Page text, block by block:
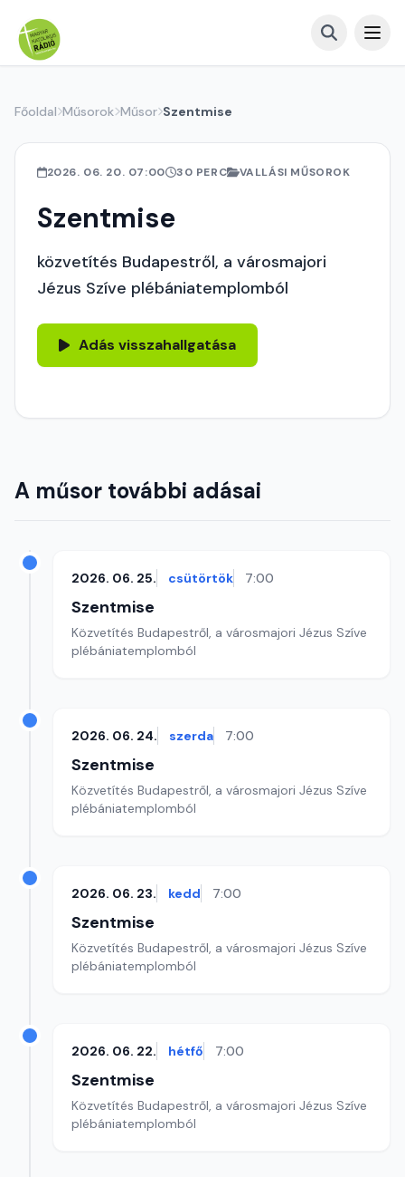
Főoldal Műsorok Műsor Szentmise
2026. 06. 20. 07:00 30 PERC VALLÁSI MŰSOROK
Szentmise
közvetítés Budapestről, a városmajori
Jézus Szíve plébániatemplomból
Adás visszahallgatása
A műsor további adásai
2026. 06. 25. csütörtök 7:00
Szentmise
Közvetítés Budapestről, a városmajori Jézus Szíve
plébániatemplomból
2026. 06. 24. szerda 7:00
Szentmise
Közvetítés Budapestről, a városmajori Jézus Szíve
plébániatemplomból
2026. 06. 23. kedd 7:00
Szentmise
Közvetítés Budapestről, a városmajori Jézus Szíve
plébániatemplomból
2026. 06. 22. hétfő 7:00
Szentmise
Közvetítés Budapestről, a városmajori Jézus Szíve
plébániatemplomból